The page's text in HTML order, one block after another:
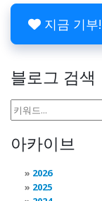
지금 기부!
블로그 검색
아카이브
2026
2025